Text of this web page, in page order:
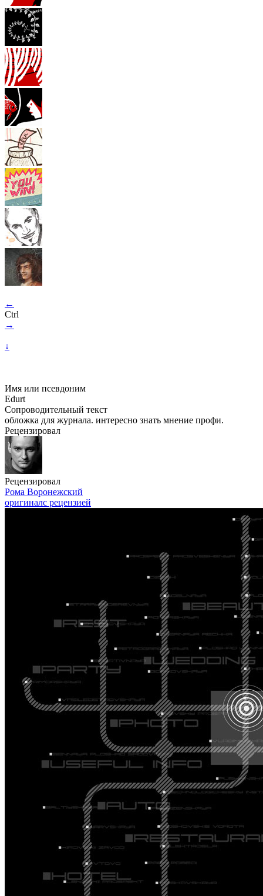
←
Ctrl
→
↓
Имя или псевдоним
Edurt
Сопроводительный текст
обложка для журнала. интересно знать мнение профи.
Рецензировал
Рецензировал
Рома Воронежский
оригиналс рецензией